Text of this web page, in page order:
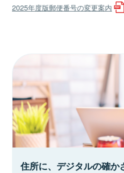
2025年度版郵便番号の変更案内
住所に、デジタルの確か